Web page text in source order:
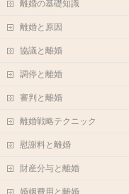
離婚の基礎知識
離婚と原因
協議と離婚
調停と離婚
審判と離婚
離婚戦略テクニック
慰謝料と離婚
財産分与と離婚
婚姻費用と離婚